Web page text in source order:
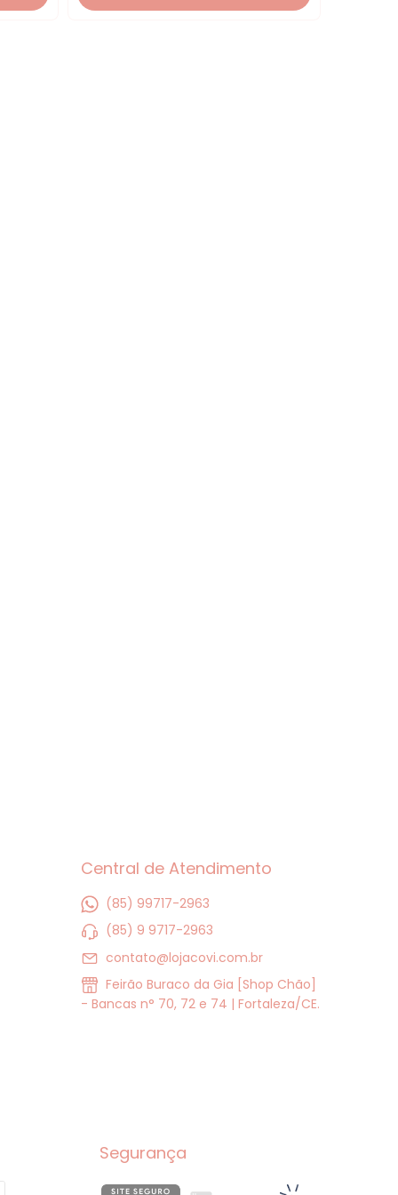
Central de Atendimento
(85) 99717-2963
(85) 9 9717-2963
contato@lojacovi.com.br
Feirão Buraco da Gia [Shop Chão]
- Bancas n° 70, 72 e 74 | Fortaleza/CE.
Segurança